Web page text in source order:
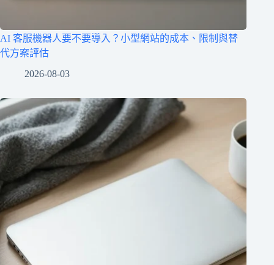
AI 客服機器人要不要導入？小型網站的成本、限制與替
代方案評估
2026-08-03